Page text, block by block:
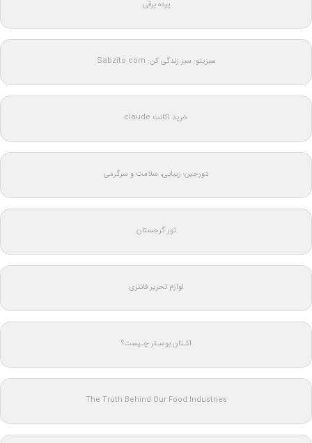
پرده برقی
سبزیتو: سبز زندگی کن: Sabzito.com
خرید اکانت claude
دورجین؛ زیبایی، سلامت و سرگرمی
تور گرجستان
لوازم تحریر فانتزی
اکـتان بوسـتر چـیست؟
The Truth Behind Our Food Industries